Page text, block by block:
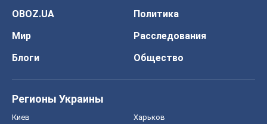
OBOZ.UA
Политика
Мир
Расследования
Блоги
Общество
Регионы Украины
Киев Харьков